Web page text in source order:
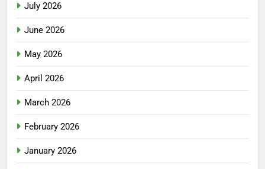
July 2026
June 2026
May 2026
April 2026
March 2026
February 2026
January 2026